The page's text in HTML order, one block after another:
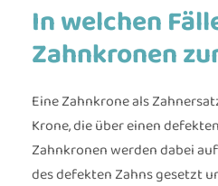
In welchen
Zahnkronen
Eine Zahnkrone als
Krone, die über einen
Zahnkronen werden dabei
des defekten Zahns gesetzt